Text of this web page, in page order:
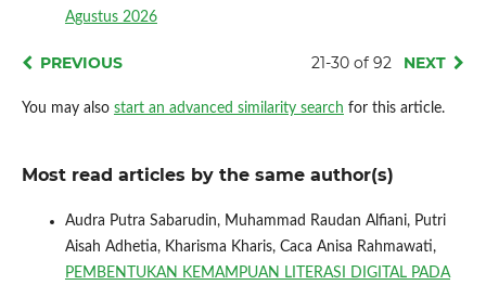
Agustus 2026
PREVIOUS 21-30 of 92 NEXT
You may also start an advanced similarity search for this article.
Most read articles by the same author(s)
Audra Putra Sabarudin, Muhammad Raudan Alfiani, Putri
Aisah Adhetia, Kharisma Kharis, Caca Anisa Rahmawati,
PEMBENTUKAN KEMAMPUAN LITERASI DIGITAL PADA